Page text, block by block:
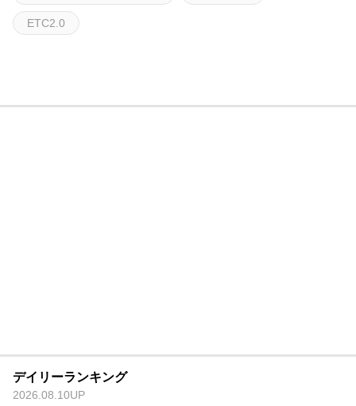
ETC2.0
デイリーランキング
2026.08.10UP